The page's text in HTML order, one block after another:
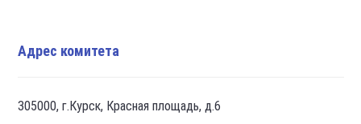
Адрес комитета
305000, г.Курск, Красная площадь, д.6